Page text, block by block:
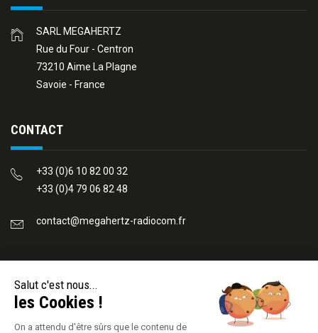
SARL MEGAHERTZ
Rue du Four - Centron
73210 Aime La Plagne
Savoie - France
CONTACT
+33 (0)6 10 82 00 32
+33 (0)4 79 06 82 48
contact@megahertz-radiocom.fr
Salut c'est nous...
les Cookies !
On a attendu d'être sûrs que le contenu de